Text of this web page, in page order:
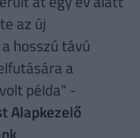
az új
hosszú távú
a
példa" -
Alapkezelő